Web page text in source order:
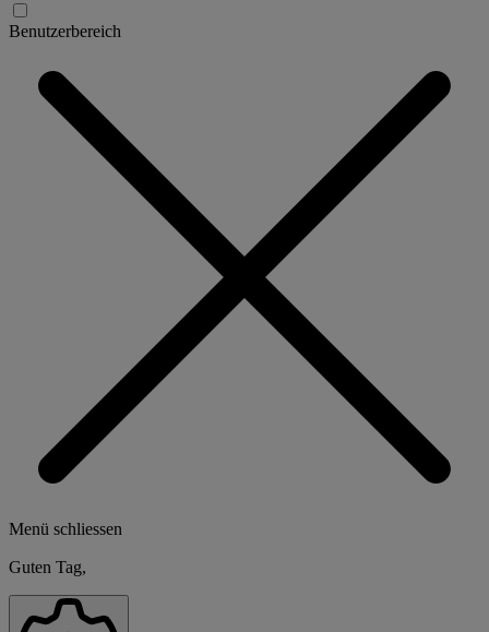
Benutzerbereich
Menü schliessen
Guten Tag,